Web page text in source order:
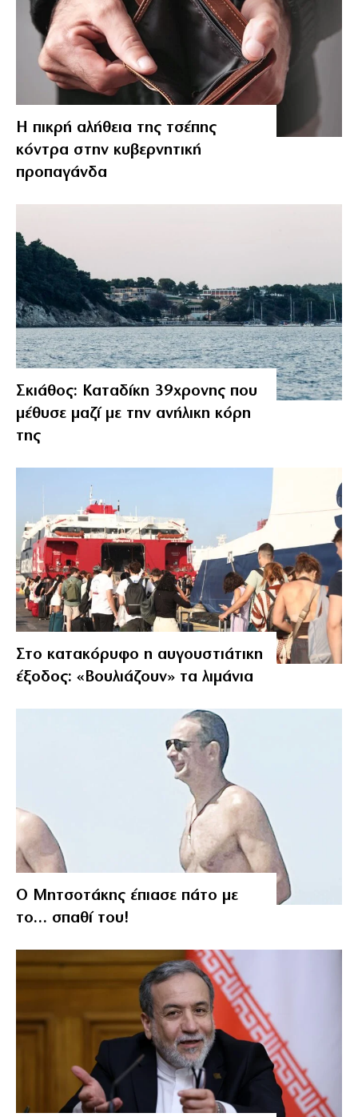
Η πικρή αλήθεια της τσέπης
κόντρα στην κυβερνητική
προπαγάνδα
Σκιάθος: Καταδίκη 39χρονης που
μέθυσε μαζί με την ανήλικη κόρη
της
Στο κατακόρυφο η αυγουστιάτικη
έξοδος: «Βουλιάζουν» τα λιμάνια
Ο Μητσοτάκης έπιασε πάτο με
το… σπαθί του!